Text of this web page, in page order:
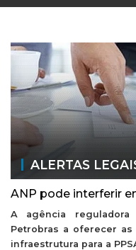
ALERTAS
ANP pode interferir
A agência
Petrobras a oferecer
infraestrutura para a